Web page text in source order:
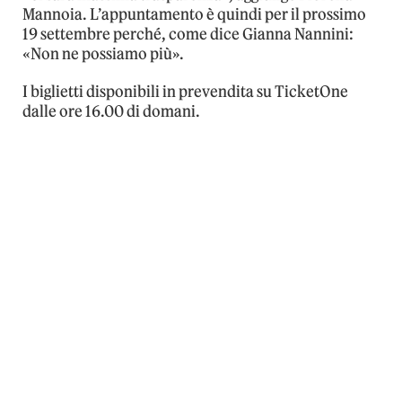
Mannoia. L’appuntamento è quindi per il prossimo
19 settembre perché, come dice Gianna Nannini:
«Non ne possiamo più».
I biglietti disponibili in prevendita su TicketOne
dalle ore 16.00 di domani.